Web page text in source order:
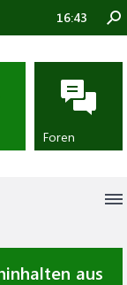
aus
16:43
Foren